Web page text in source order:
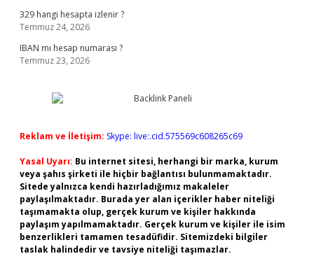
329 hangi hesapta izlenir ?
Temmuz 24, 2026
IBAN mı hesap numarası ?
Temmuz 23, 2026
Reklam ve İletişim: Skype: live:.cid.575569c608265c69
Yasal Uyarı: Bu internet sitesi, herhangi bir marka, kurum
veya şahıs şirketi ile hiçbir bağlantısı bulunmamaktadır.
Sitede yalnızca kendi hazırladığımız makaleler
paylaşılmaktadır. Burada yer alan içerikler haber niteliği
taşımamakta olup, gerçek kurum ve kişiler hakkında
paylaşım yapılmamaktadır. Gerçek kurum ve kişiler ile isim
benzerlikleri tamamen tesadüfidir. Sitemizdeki bilgiler
taslak halindedir ve tavsiye niteliği taşımazlar.